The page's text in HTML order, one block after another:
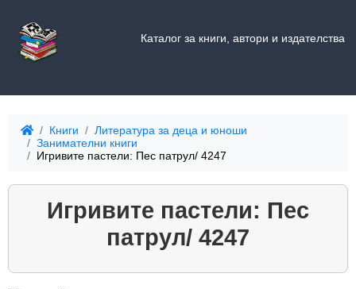
Каталог за книги, автори и издателства
Книги
Литература за деца и юноши
Занимателни книги
Игривите пастели: Пес патрул/ 4247
Игривите пастели: Пес
патрул/ 4247